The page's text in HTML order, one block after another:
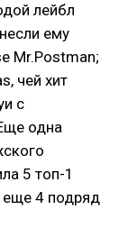
лейбл
ему
Mr.Postman;
чей хит
с
одна
5 топ-1
еще 4 подряд